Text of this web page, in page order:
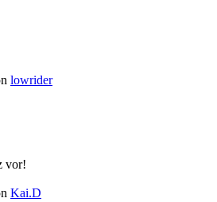
lowrider
vor!
Kai.D